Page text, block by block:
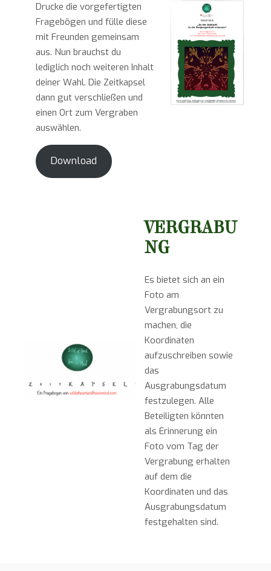
Drucke die vorgefertigten
Fragebögen und fülle diese
mit Freunden gemeinsam
aus. Nun brauchst du
lediglich noch weiteren Inhalt
deiner Wahl. Die Zeitkapsel
dann gut verschließen und
einen Ort zum Vergraben
auswählen.
Download
VERGRABU
NG
Es bietet sich an ein
Foto am
Vergrabungsort zu
machen, die
Koordinaten
aufzuschreiben sowie
das
Ausgrabungsdatum
festzulegen. Alle
Beteiligten könnten
als Erinnerung ein
Foto vom Tag der
Vergrabung erhalten
auf dem die
Koordinaten und das
Ausgrabungsdatum
festgehalten sind.